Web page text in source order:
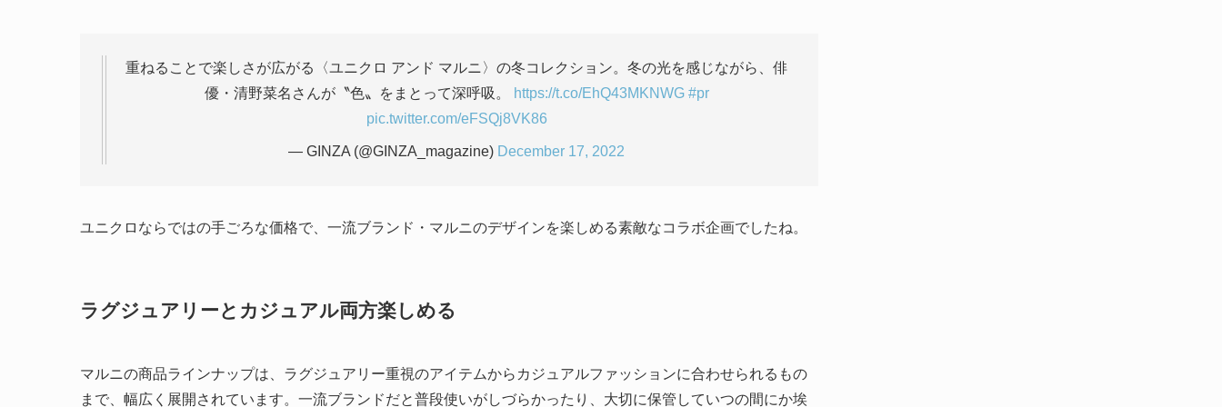
重ねることで楽しさが広がる〈ユニクロ アンド マルニ〉の冬コレクション。冬の光を感じながら、俳
優・清野菜名さんが〝色〟をまとって深呼吸。
https://t.co/EhQ43MKNWG #pr
pic.twitter.com/eFSQj8VK86
— GINZA (@GINZA_magazine) December 17, 2022
ユニクロならではの手ごろな価格で、一流ブランド・マルニのデザインを楽しめる素敵なコラボ企画でしたね。
ラグジュアリーとカジュアル両方楽しめる
マルニの商品ラインナップは、ラグジュアリー重視のアイテムからカジュアルファッションに合わせられるもの
まで、幅広く展開されています。一流ブランドだと普段使いがしづらかったり、大切に保管していつの間にか埃